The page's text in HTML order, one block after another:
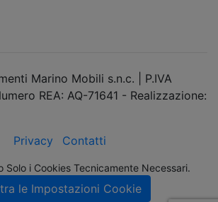
Marino Mobili s.n.c. | P.IVA
REA: AQ-71641 - Realizzazione:
Privacy
Contatti
Solo i Cookies Tecnicamente Necessari.
le Impostazioni Cookie